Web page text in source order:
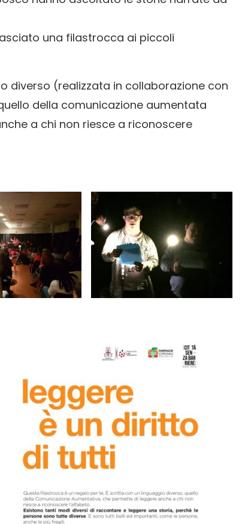
una filastrocca ai piccoli
diverso (realizzata in collaborazione con
della comunicazione aumentata
a chi non riesce a riconoscere